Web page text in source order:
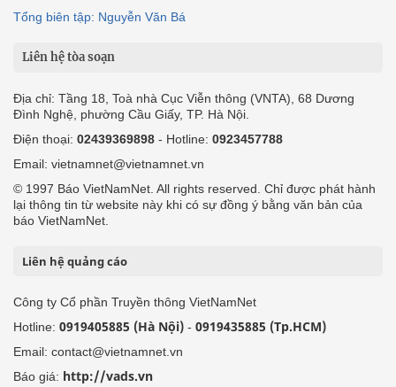
Tổng biên tập: Nguyễn Văn Bá
Liên hệ tòa soạn
Địa chỉ: Tầng 18, Toà nhà Cục Viễn thông (VNTA), 68 Dương
Đình Nghệ, phường Cầu Giấy, TP. Hà Nội.
Điện thoại: 02439369898 - Hotline: 0923457788
Email: vietnamnet@vietnamnet.vn
© 1997 Báo VietNamNet. All rights reserved. Chỉ được phát hành
lại thông tin từ website này khi có sự đồng ý bằng văn bản của
báo VietNamNet.
Liên hệ quảng cáo
Công ty Cổ phần Truyền thông VietNamNet
Hotline: 0919405885 (Hà Nội) - 0919435885 (Tp.HCM)
Email: contact@vietnamnet.vn
Báo giá: http://vads.vn